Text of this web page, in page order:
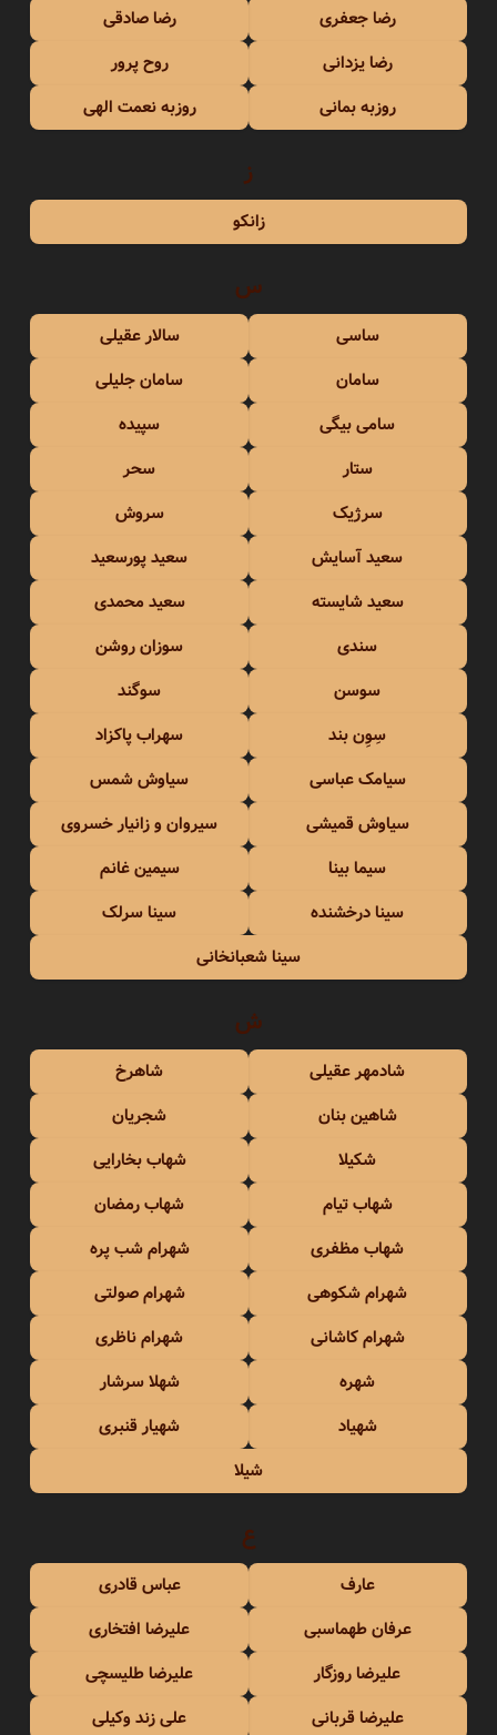
رضا جعفری
رضا صادقی
رضا یزدانی
روح پرور
روزبه بمانی
روزبه نعمت الهی
ز
زانکو
س
ساسی
سالار عقیلی
سامان
سامان جلیلی
سامی بیگی
سپیده
ستار
سحر
سرژیک
سروش
سعید آسایش
سعید پورسعید
سعید شایسته
سعید محمدی
سندی
سوزان روشن
سوسن
سوگند
سِوِن بند
سهراب پاکزاد
سیامک عباسی
سیاوش شمس
سیاوش قمیشی
سیروان و زانیار خسروی
سیما بینا
سیمین غانم
سینا درخشنده
سینا سرلک
سینا شعبانخانی
ش
شادمهر عقیلی
شاهرخ
شاهین بنان
شجریان
شکیلا
شهاب بخارایی
شهاب تیام
شهاب رمضان
شهاب مظفری
شهرام شب پره
شهرام شکوهی
شهرام صولتی
شهرام کاشانی
شهرام ناظری
شهره
شهلا سرشار
شهیاد
شهیار قنبری
شیلا
ع
عارف
عباس قادری
عرفان طهماسبی
علیرضا افتخاری
علیرضا روزگار
علیرضا طلیسچی
علیرضا قربانی
علی زند وکیلی